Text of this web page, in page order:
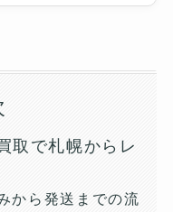
取で札幌からレ
から発送までの流